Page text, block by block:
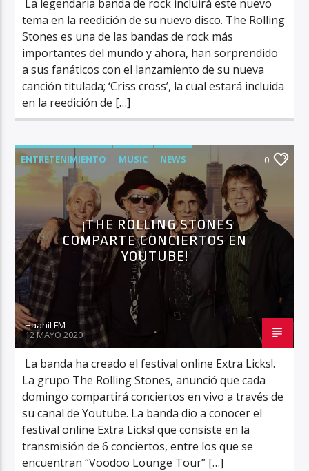
La legendaria banda de rock incluirá este nuevo
tema en la reedición de su nuevo disco. The Rolling
Stones es una de las bandas de rock más
importantes del mundo y ahora, han sorprendido
a sus fanáticos con el lanzamiento de su nueva
canción titulada; ‘Criss cross’, la cual estará incluida
en la reedición de […]
ENTRETENIMIENTO MUSIC NEWS 0
¡THE ROLLING STONES
COMPARTE CONCIERTOS EN
YOUTUBE!
Haahil FM
12 MAYO 2020
La banda ha creado el festival online Extra Licks!.
La grupo The Rolling Stones, anunció que cada
domingo compartirá conciertos en vivo a través de
su canal de Youtube. La banda dio a conocer el
festival online Extra Licks! que consiste en la
transmisión de 6 conciertos, entre los que se
encuentran “Voodoo Lounge Tour” […]